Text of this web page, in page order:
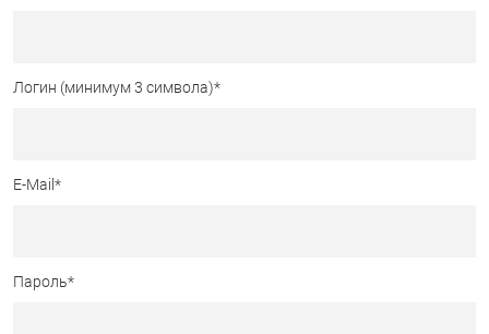
Логин (минимум 3 символа)*
E-Mail *
Пароль*